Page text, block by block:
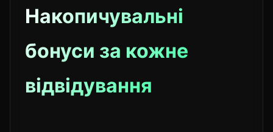
Накопичувальні
бонуси за кожне
відвідування